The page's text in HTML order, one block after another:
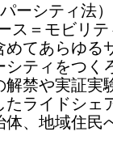
ーシティ法
ス＝モビリ
てあらゆる
ティをつく
解禁や実証実
ライドシェ
体、地域住民